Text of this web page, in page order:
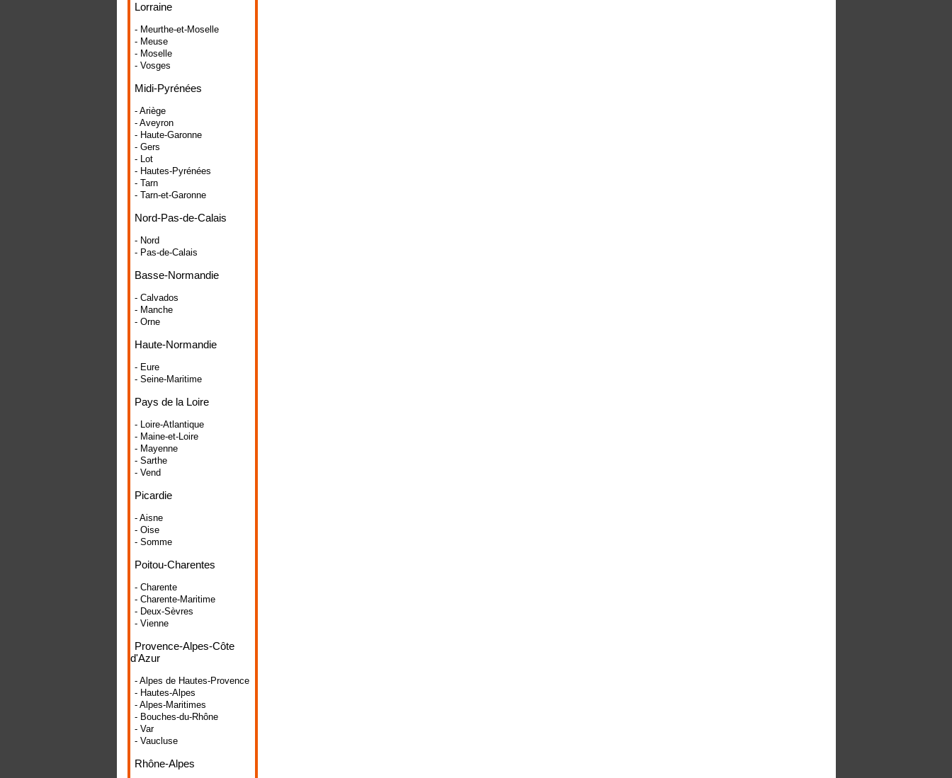
Lorraine
- Meurthe-et-Moselle
- Meuse
- Moselle
- Vosges
Midi-Pyrénées
- Ariège
- Aveyron
- Haute-Garonne
- Gers
- Lot
- Hautes-Pyrénées
- Tarn
- Tarn-et-Garonne
Nord-Pas-de-Calais
- Nord
- Pas-de-Calais
Basse-Normandie
- Calvados
- Manche
- Orne
Haute-Normandie
- Eure
- Seine-Maritime
Pays de la Loire
- Loire-Atlantique
- Maine-et-Loire
- Mayenne
- Sarthe
- Vend
Picardie
- Aisne
- Oise
- Somme
Poitou-Charentes
- Charente
- Charente-Maritime
- Deux-Sèvres
- Vienne
Provence-Alpes-Côte
d'Azur
- Alpes de Hautes-Provence
- Hautes-Alpes
- Alpes-Maritimes
- Bouches-du-Rhône
- Var
- Vaucluse
Rhône-Alpes